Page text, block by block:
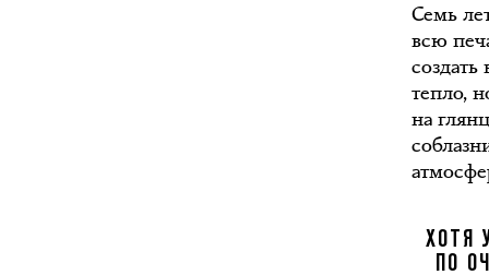
Семь
всю
тепло,
на
ХОТЯ
ПО